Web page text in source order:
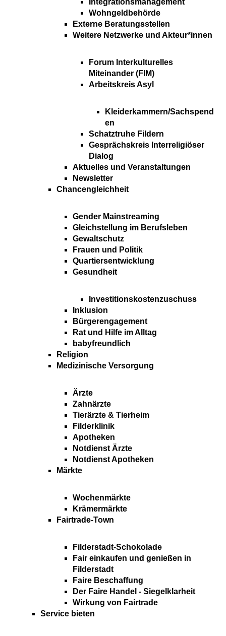
Integrationsmanagement
Wohngeldbehörde
Externe Beratungsstellen
Weitere Netzwerke und Akteur*innen
Forum Interkulturelles
Miteinander (FIM)
Arbeitskreis Asyl
Kleiderkammern/Sachspend
en
Schatztruhe Fildern
Gesprächskreis Interreligiöser
Dialog
Aktuelles und Veranstaltungen
Newsletter
Chancengleichheit
Gender Mainstreaming
Gleichstellung im Berufsleben
Gewaltschutz
Frauen und Politik
Quartiersentwicklung
Gesundheit
Investitionskostenzuschuss
Inklusion
Bürgerengagement
Rat und Hilfe im Alltag
babyfreundlich
Religion
Medizinische Versorgung
Ärzte
Zahnärzte
Tierärzte & Tierheim
Filderklinik
Apotheken
Notdienst Ärzte
Notdienst Apotheken
Märkte
Wochenmärkte
Krämermärkte
Fairtrade-Town
Filderstadt-Schokolade
Fair einkaufen und genießen in
Filderstadt
Faire Beschaffung
Der Faire Handel - Siegelklarheit
Wirkung von Fairtrade
Service bieten